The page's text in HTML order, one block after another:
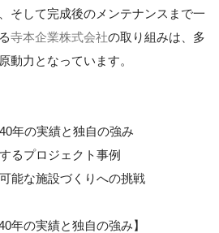
そして完成後のメンテナンスまで一
寺本企業株式会社の取り組みは、多
動力となっています。
年の実績と独自の強み
るプロジェクト事例
能な施設づくりへの挑戦
年の実績と独自の強み】